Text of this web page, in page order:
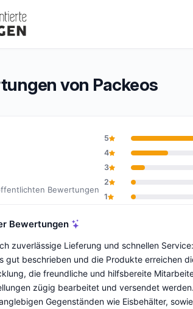
von Packeos
9,1 von 10
Bewertungen
5
4
3
2
1
Bewertungen
zuverlässige Lieferung und schnellen
gut beschrieben und die Produkte erreichen
die freundliche und hilfsbereite
zügig bearbeitet und versendet
Gegenständen wie Eisbehälter,